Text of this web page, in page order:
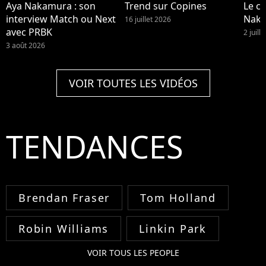
Aya Nakamura : son
interview Match ou Next
avec PRBK
3 août 2026
Trend sur Copines
16 juillet 2026
Le
2
VOIR TOUTES LES VIDÉOS
TENDANCES
Brendan Fraser Tom Holland
Robin Williams Linkin Park
VOIR TOUS LES PEOPLE